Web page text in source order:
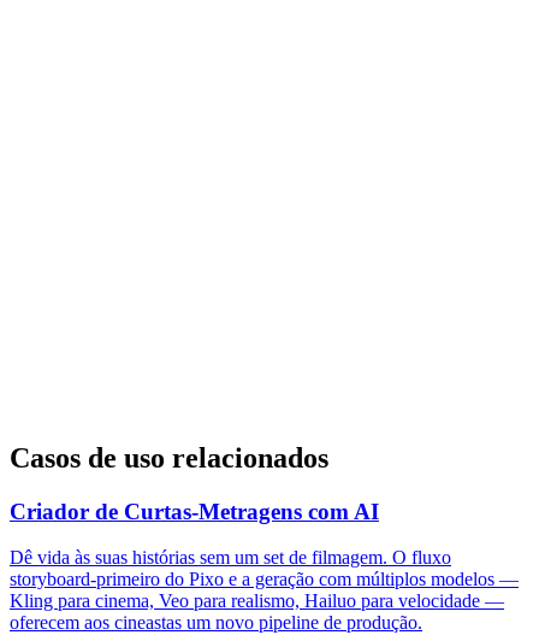
Casos de uso relacionados
Criador de Curtas-Metragens com AI
Dê vida às suas histórias sem um set de filmagem. O fluxo
storyboard-primeiro do Pixo e a geração com múltiplos modelos —
Kling para cinema, Veo para realismo, Hailuo para velocidade —
oferecem aos cineastas um novo pipeline de produção.